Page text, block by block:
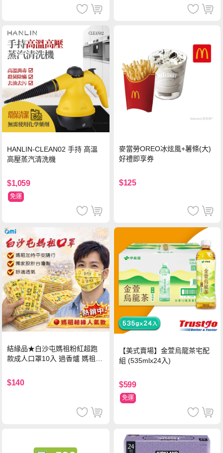
HANLIN-CLEAN02 手持 高溫
高壓蒸汽清洗機
$1,059
免運
麥當勞OREO冰炫風+薯條(大)
好禮即享券
$125
結緣品★白沙屯媽祖粉紅超跑
款成人口罩10入 過香爐 媽祖加
$140
【美式賣場】金萱烏龍茶宅配
組 (535mlx24入)
$599
免運